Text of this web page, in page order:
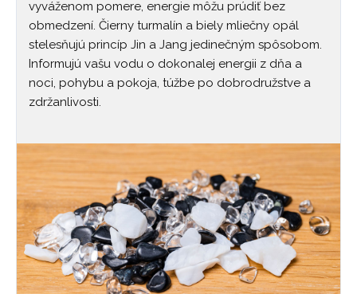
vyváženom pomere, energie môžu prúdiť bez
obmedzení. Čierny turmalín a biely mliečny opál
stelesňujú princíp Jin a Jang jedinečným spôsobom.
Informujú vašu vodu o dokonalej energii z dňa a
noci, pohybu a pokoja, túžbe po dobrodružstve a
zdržanlivosti.